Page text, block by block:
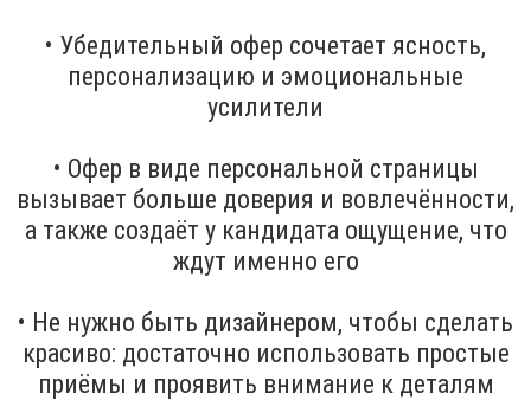
• Убедительный офер сочетает ясность,
персонализацию и эмоциональные
усилители
• Офер в виде персональной страницы
вызывает больше доверия и вовлечённости,
а также создаёт у кандидата ощущение, что
ждут именно его
• Не нужно быть дизайнером, чтобы сделать
красиво: достаточно использовать простые
приёмы и проявить внимание к деталям